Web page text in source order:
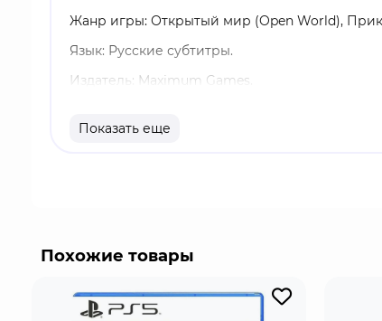
Жанр игры: Открытый мир (Open World),
Язык: Русские субтитры.
Издатель: Maximum Games.
Издание: Специальное.
Костюмы Champions, Noble и Vanguard;
Набор внутриигровой косметики Champions
Показать еще
Похожие товары